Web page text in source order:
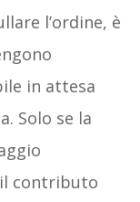
l’ordine, è
in attesa
Solo se la
il contributo